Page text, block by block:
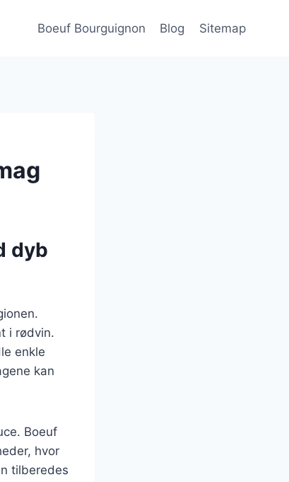
Boeuf Bourguignon Blog Sitemap
dyb
i rødvin.
enkle
kan
Boeuf
hvor
tilberedes